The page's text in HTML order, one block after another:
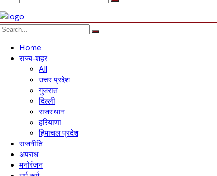
Home
राज्य-शहर
All
उत्तर प्रदेश
गुजरात
दिल्ली
राजस्थान
हरियाणा
हिमाचल प्रदेश
राजनीति
अपराध
मनोरंजन